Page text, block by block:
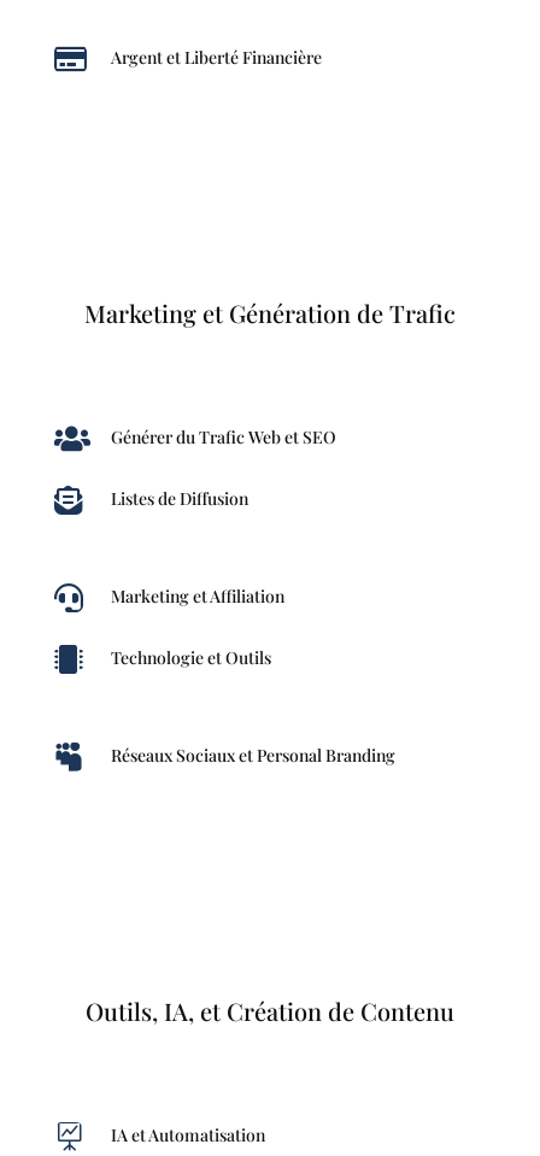
 Argent et Liberté Financière
Marketing et Génération de Trafic
 Générer du Trafic Web et SEO
 Listes de Diffusion
 Marketing et Affiliation
 Technologie et Outils
 Réseaux Sociaux et Personal Branding
Outils, IA, et Création de Contenu
 IA et Automatisation